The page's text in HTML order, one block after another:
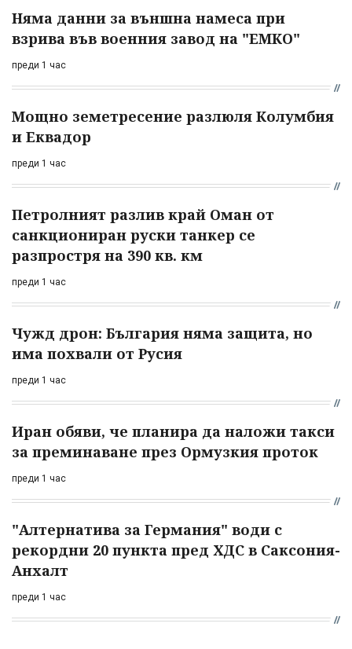
Няма данни за външна намеса при
взрива във военния завод на "ЕМКО"
преди 1 час
Мощно земетресение разлюля Колумбия
и Еквадор
преди 1 час
Петролният разлив край Оман от
санкциониран руски танкер се
разпростря на 390 кв. км
преди 1 час
Чужд дрон: България няма защита, но
има похвали от Русия
преди 1 час
Иран обяви, че планира да наложи такси
за преминаване през Ормузкия проток
преди 1 час
"Алтернатива за Германия" води с
рекордни 20 пункта пред ХДС в Саксония-
Анхалт
преди 1 час